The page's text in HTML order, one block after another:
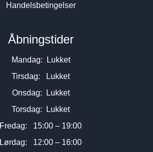
Handelsbetingelser
Åbningstider
Mandag: Lukket
Tirsdag: Lukket
Onsdag: Lukket
Torsdag: Lukket
Fredag: 15:00 – 19:00
Lørdag: 12:00 – 16:00